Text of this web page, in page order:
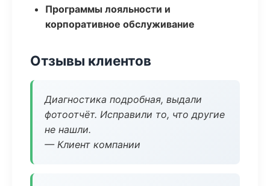
Программы лояльности и
корпоративное обслуживание
Отзывы клиентов
Диагностика подробная, выдали
фотоотчёт. Исправили то, что другие
не нашли.
— Клиент компании